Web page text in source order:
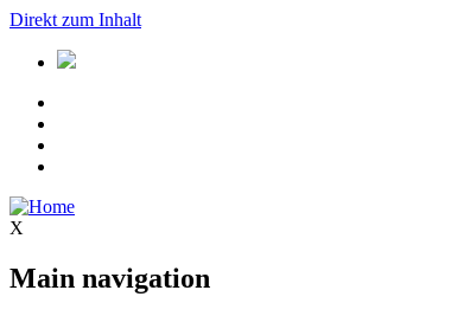
Direkt zum Inhalt
X
Main navigation